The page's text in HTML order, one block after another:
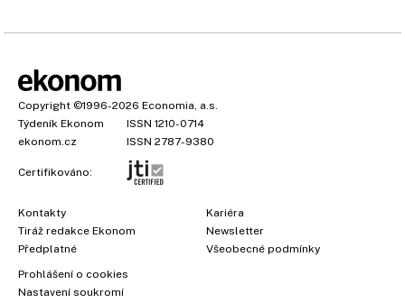
Copyright ©1996-2026 Economia, a.s.
Týdeník Ekonom
ISSN 1210-0714
ekonom.cz
ISSN 2787-9380
Certifikováno:
Kontakty
Tiráž redakce Ekonom
Předplatné
Kariéra
Newsletter
Všeobecné podmínky
Prohlášení o cookies
Nastavení soukromí